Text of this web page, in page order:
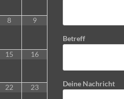
8 9
15 16
22 23
Betreff
Deine Nachricht